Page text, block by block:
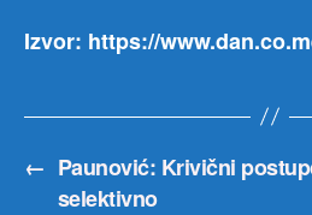
Izvor: https://
← Paunović: Krivični
selektivno